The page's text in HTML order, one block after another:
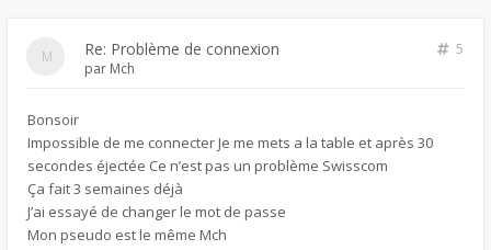
Re: Problème de connexion
5
par Mch
Bonsoir
Impossible de me connecter Je me mets a la table et après 30
secondes éjectée Ce n’est pas un problème Swisscom
Ça fait 3 semaines déjà
J’ai essayé de changer le mot de passe
Mon pseudo est le même Mch